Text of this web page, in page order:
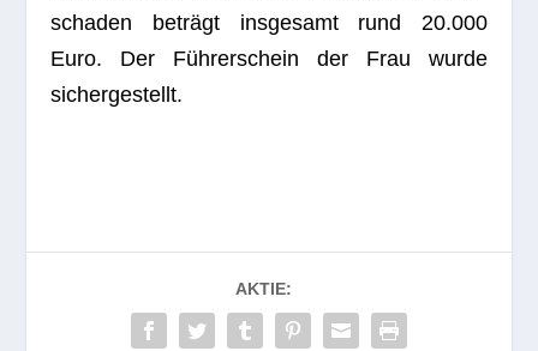
scha­den beträgt ins­ge­samt rund 20.000
Euro. Der Füh­rer­schein der Frau wurde
sichergestellt.
AKTIE: